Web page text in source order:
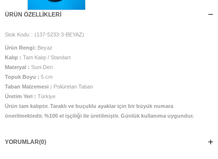
ÜRÜN ÖZELLIKLERI
Stok Kodu (137-5233-3-BEYAZ)
Ürün Rengi: Beyaz
Kalıp : Tam Kalıp / Standart
Materyal : Suni Deri
Topuk Boyu : 5 cm
Taban Malzemesi : Poliüretan Taban
Üretim Yeri : Türkiye
Ürün tam kalıptır. Taraklı ve buçuklu ayaklar için bir büyük numara
önerilmektedir. %100 el işçiliği ile üretilmiştir. Günlük kullanıma uygundur.
YORUMLAR(0)